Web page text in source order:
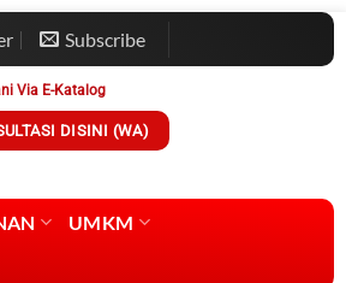
Subscribe
Via E-Katalog
DISINI (WA)
UMKM